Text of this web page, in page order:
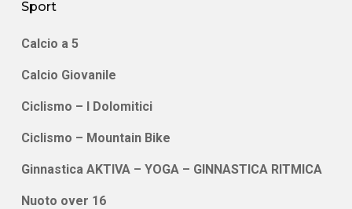
Sport
Calcio a 5
Calcio Giovanile
Ciclismo – I Dolomitici
Ciclismo – Mountain Bike
Ginnastica AKTIVA – YOGA – GINNASTICA RITMICA
Nuoto over 16